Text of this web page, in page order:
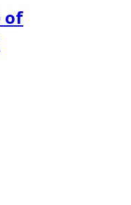
of